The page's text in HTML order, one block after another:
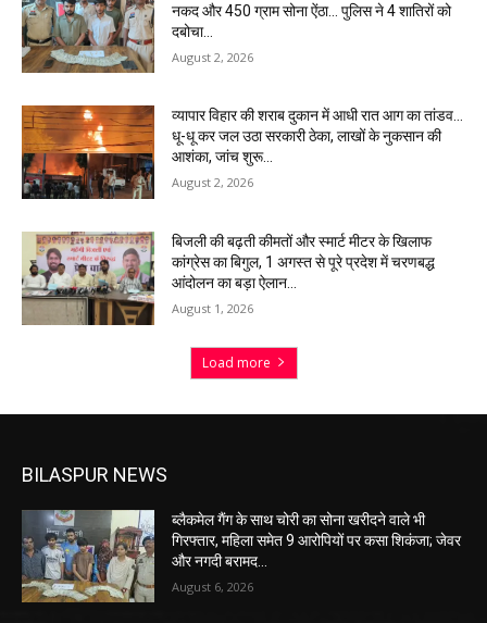
नकद और 450 ग्राम सोना ऐंठा… पुलिस ने 4 शातिरों को
दबोचा…
August 2, 2026
व्यापार विहार की शराब दुकान में आधी रात आग का तांडव…
धू-धू कर जल उठा सरकारी ठेका, लाखों के नुकसान की
आशंका, जांच शुरू…
August 2, 2026
बिजली की बढ़ती कीमतों और स्मार्ट मीटर के खिलाफ
कांग्रेस का बिगुल, 1 अगस्त से पूरे प्रदेश में चरणबद्ध
आंदोलन का बड़ा ऐलान…
August 1, 2026
Load more
BILASPUR NEWS
ब्लैकमेल गैंग के साथ चोरी का सोना खरीदने वाले भी
गिरफ्तार, महिला समेत 9 आरोपियों पर कसा शिकंजा; जेवर
और नगदी बरामद…
August 6, 2026